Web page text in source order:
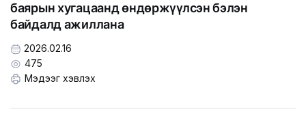
ИЛ ТОД БАЙДАЛ
LEGAL.INFO
баярын хугацаанд өндөржүүлсэн бэлэн
байдалд ажиллана
2026.02.16
475
Мэдээг хэвлэх